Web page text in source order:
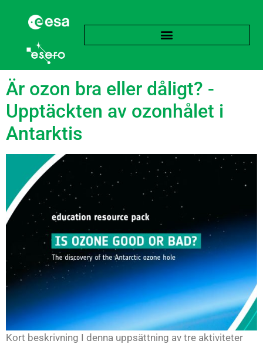
Etikett:Förorening
Är ozon bra eller dåligt? -
Upptäckten av ozonhålet i
Antarktis
Kort beskrivning I denna uppsättning av tre aktiviteter